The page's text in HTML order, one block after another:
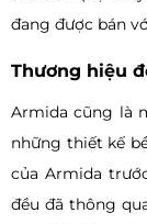
đang được bán
Thương hiệu
Armida cũng là
những thiết kế
của Armida
đều đã thông